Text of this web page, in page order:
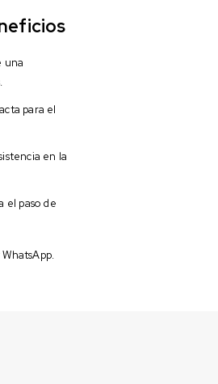
una
para el
en la
el paso de